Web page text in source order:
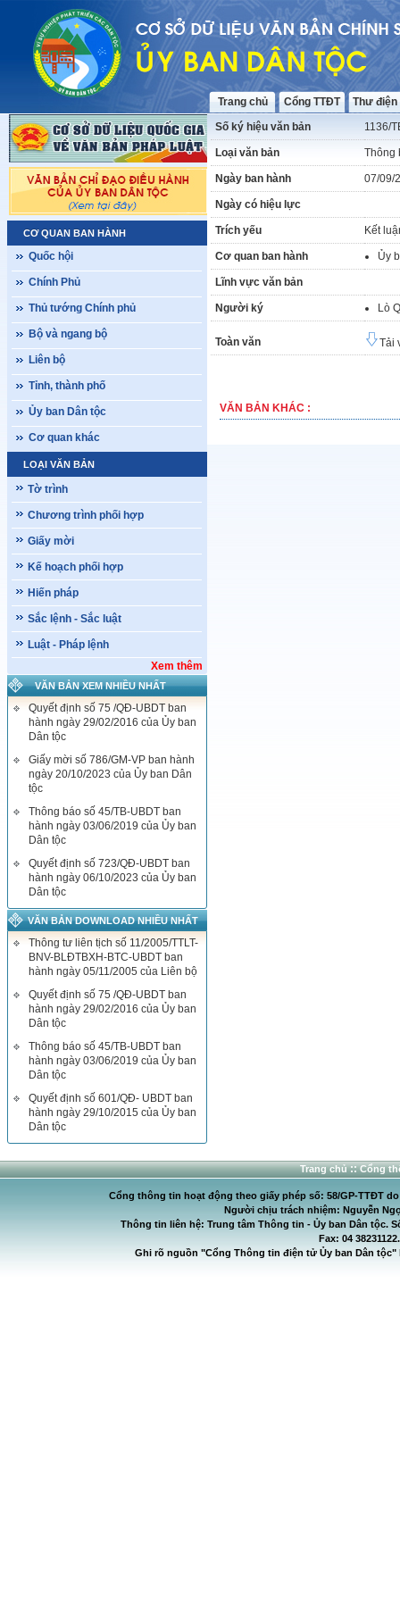
Trang chủ Cổng TTĐT Thư
CƠ QUAN BAN HÀNH
Quốc hội
Chính Phủ
Thủ tướng Chính phủ
Bộ và ngang bộ
Liên bộ
Tỉnh, thành phố
Ủy ban Dân tộc
Cơ quan khác
LOẠI VĂN BẢN
Tờ trình
Chương trình phối hợp
Giấy mời
Kế hoạch phối hợp
Hiến pháp
Sắc lệnh - Sắc luật
Luật - Pháp lệnh
Xem thêm
VĂN BẢN XEM NHIỀU NHẤT
Quyết định số 75 /QĐ-UBDT ban
hành ngày 29/02/2016 của Ủy ban
Dân tộc
Giấy mời số 786/GM-VP ban hành
ngày 20/10/2023 của Ủy ban Dân
tộc
Thông báo số 45/TB-UBDT ban
hành ngày 03/06/2019 của Ủy ban
Dân tộc
Quyết định số 723/QĐ-UBDT ban
hành ngày 06/10/2023 của Ủy ban
Dân tộc
VĂN BẢN DOWNLOAD NHIỀU NHẤT
Thông tư liên tịch số 11/2005/TTLT-
BNV-BLĐTBXH-BTC-UBDT ban
hành ngày 05/11/2005 của Liên bộ
Quyết định số 75 /QĐ-UBDT ban
hành ngày 29/02/2016 của Ủy ban
Dân tộc
Thông báo số 45/TB-UBDT ban
hành ngày 03/06/2019 của Ủy ban
Dân tộc
Quyết định số 601/QĐ- UBDT ban
hành ngày 29/10/2015 của Ủy ban
Dân tộc
Số ký hiệu văn bản 1136/
Loại văn bản Thông
Ngày ban hành 07/09/
Ngày có hiệu lực
Trích yếu Kết
Cơ quan ban hành Ủy
Lĩnh vực văn bản
Người ký Lò
Toàn văn Tải
VĂN BẢN KHÁC :
Trang chủ:: Cổng
Cổng thông tin hoạt động theo giấy phép số: 58/GP-TTĐT
Người chịu trách nhiệm: Nguyễn
Thông tin liên hệ: Trung tâm Thông tin - Ủy ban Dân tộc.
Fax: 04
Ghi rõ nguồn "Cổng Thông tin điện tử Ủy ban Dân